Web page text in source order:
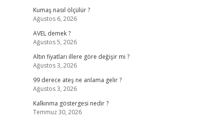
Kumaş nasıl ölçülür ?
Ağustos 6, 2026
AVEL demek ?
Ağustos 5, 2026
Altın fiyatları illere göre değişir mi ?
Ağustos 3, 2026
99 derece ateş ne anlama gelir ?
Ağustos 3, 2026
Kalkınma göstergesi nedir ?
Temmuz 30, 2026